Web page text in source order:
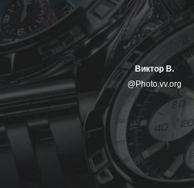
Виктор В.
@Photo.vv.org